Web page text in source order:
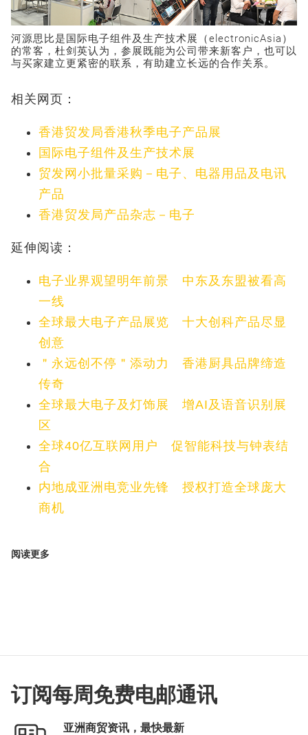
河源思比是国际电子组件及生产技术展（electronicAsia）
的常客，杜剑英认为，参展既能为公司带来新客户，也可以
与买家建立更紧密的联系，有助建立长远的合作关系。
相关网页：
香港贸发局香港秋季电子产品展
国际电子组件及生产技术展
贸发网小批量采购－电子、电器用品及电讯
产品
香港贸发局产品杂志－电子
延伸阅读：
电子业界观望明年前景 中东及东盟被看高
一线
全球最大电子产品展览 十大创科产品尽显
创意
＂永远创不停＂添动力 香港厨具品牌缔造
传奇
全球最大电子及灯饰展 增AI及语音识别展
区
全球40亿互联网用户 促智能科技与钟表结
合
内地成亚洲电竞业先锋 授权打造全球庞大
商机
阅读更多
订阅每周免费电邮通讯
亚洲商贸资讯，最快最新